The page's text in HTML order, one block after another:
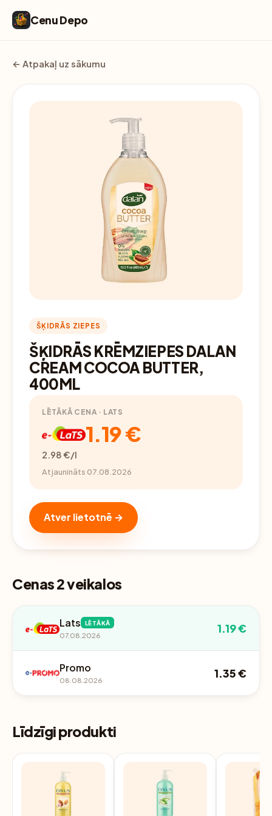
Cenu Depo
← Atpakaļ uz sākumu
ŠĶIDRĀS ZIEPES
ŠĶIDRĀS KRĒMZIEPES DALAN
CREAM COCOA BUTTER,
400ML
LĒTĀKĀ CENA · LATS
1.19 €
2.98 €/l
Atjaunināts 07.08.2026
Atver lietotnē →
Cenas 2 veikalos
Lats LĒTĀKĀ
07.08.2026
1.19 €
Promo
08.08.2026
1.35 €
Līdzīgi produkti